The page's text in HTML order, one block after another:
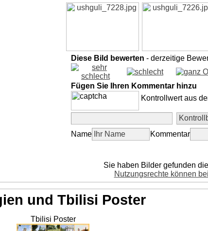
Diese Bild bewerten - derzeitige
Fügen Sie Ihren Kommentar hinzu
Kontrollwert aus
Name Kommentar
Sie haben Bilder gefunden
Nutzungsrechte können
und Tbilisi Poster
Tbilisi Poster